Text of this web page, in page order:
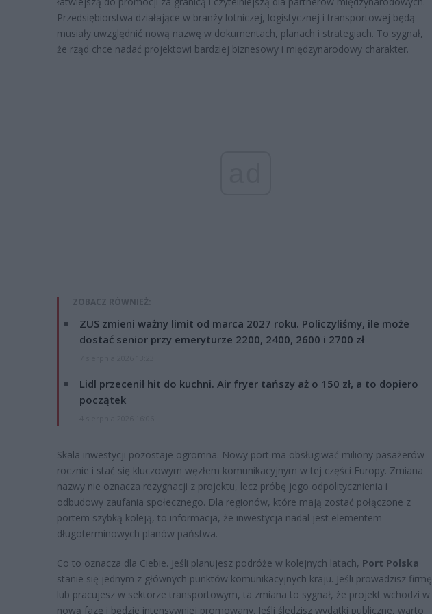
Przedsiębiorstwa działające w branży lotniczej, logistycznej i transportowej będą
musiały uwzględnić nową nazwę w dokumentach, planach i strategiach. To sygnał,
że rząd chce nadać projektowi bardziej biznesowy i międzynarodowy charakter.
ZOBACZ RÓWNIEŻ:
ZUS zmieni ważny limit od marca 2027 roku. Policzyliśmy, ile może
dostać senior przy emeryturze 2200, 2400, 2600 i 2700 zł
Lidl przecenił hit do kuchni. Air fryer tańszy aż o 150 zł, a to dopiero
początek
Skala inwestycji pozostaje ogromna. Nowy port ma obsługiwać miliony pasażerów
rocznie i stać się kluczowym węzłem komunikacyjnym w tej części Europy. Zmiana
nazwy nie oznacza rezygnacji z projektu, lecz próbę jego odpolitycznienia i
odbudowy zaufania społecznego. Dla regionów, które mają zostać połączone z
portem szybką koleją, to informacja, że inwestycja nadal jest elementem
długoterminowych planów państwa.
Co to oznacza dla Ciebie. Jeśli planujesz podróże w kolejnych latach, Port Polska
stanie się jednym z głównych punktów komunikacyjnych kraju. Jeśli prowadzisz firmę
lub pracujesz w sektorze transportowym, ta zmiana to sygnał, że projekt wchodzi w
nową fazę i będzie intensywniej promowany. Jeśli śledzisz wydatki publiczne, warto